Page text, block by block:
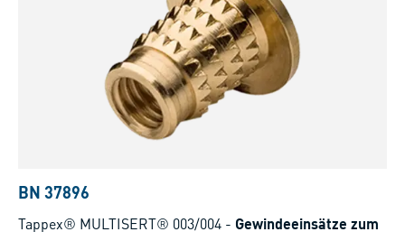
BN 37896
Tappex® MULTISERT® 003/004 - Gewindeeinsätze zum